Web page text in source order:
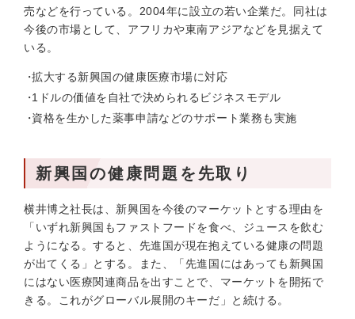
売などを行っている。2004年に設立の若い企業だ。同社は
今後の市場として、アフリカや東南アジアなどを見据えて
いる。
拡大する新興国の健康医療市場に対応
1ドルの価値を自社で決められるビジネスモデル
資格を生かした薬事申請などのサポート業務も実施
新興国の健康問題を先取り
横井博之社長は、新興国を今後のマーケットとする理由を
「いずれ新興国もファストフードを食べ、ジュースを飲む
ようになる。すると、先進国が現在抱えている健康の問題
が出てくる」とする。また、「先進国にはあっても新興国
にはない医療関連商品を出すことで、マーケットを開拓で
きる。これがグローバル展開のキーだ」と続ける。